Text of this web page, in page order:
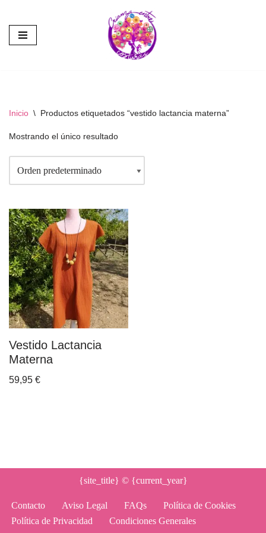
Saltar
al
Inicio \ Productos etiquetados “vestido lactancia materna”
Mostrando el único resultado
Vestido Lactancia
Materna
59,95 €
{site_title} © {current_year}
Contacto Aviso Legal FAQs
Política de Cookies
Política de Privacidad
Condiciones Generales